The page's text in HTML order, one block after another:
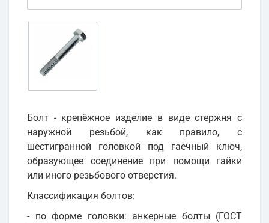
Болт - крепёжное изделие в виде стержня с
наружной резьбой, как правило, с
шестигранной головкой под гаечный ключ,
образующее соединение при помощи гайки
или иного резьбового отверстия.
Классификация болтов:
- по форме головки: анкерные болты (ГОСТ